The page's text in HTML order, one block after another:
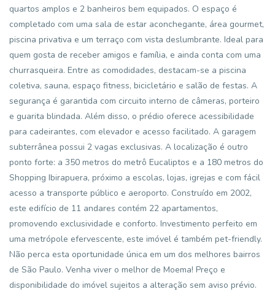
quartos amplos e 2 banheiros bem equipados. O espaço é
completado com uma sala de estar aconchegante, área gourmet,
piscina privativa e um terraço com vista deslumbrante. Ideal para
quem gosta de receber amigos e família, e ainda conta com uma
churrasqueira. Entre as comodidades, destacam-se a piscina
coletiva, sauna, espaço fitness, bicicletário e salão de festas. A
segurança é garantida com circuito interno de câmeras, porteiro
e guarita blindada. Além disso, o prédio oferece acessibilidade
para cadeirantes, com elevador e acesso facilitado. A garagem
subterrânea possui 2 vagas exclusivas. A localização é outro
ponto forte: a 350 metros do metrô Eucaliptos e a 180 metros do
Shopping Ibirapuera, próximo a escolas, lojas, igrejas e com fácil
acesso a transporte público e aeroporto. Construído em 2002,
este edifício de 11 andares contém 22 apartamentos,
promovendo exclusividade e conforto. Investimento perfeito em
uma metrópole efervescente, este imóvel é também pet-friendly.
Não perca esta oportunidade única em um dos melhores bairros
de São Paulo. Venha viver o melhor de Moema! Preço e
disponibilidade do imóvel sujeitos a alteração sem aviso prévio.